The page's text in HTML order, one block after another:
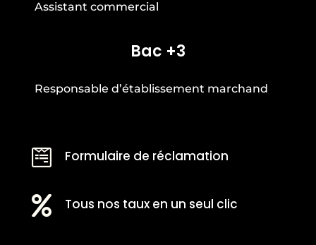
Assistant commercial
Bac +3
Responsable d’établissement marchand
 Formulaire de réclamation
 Tous nos taux en un seul clic